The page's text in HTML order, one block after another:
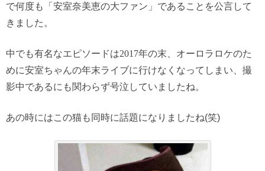
で何度も「安室奈美恵の大ファン」であることを公言して
きました。
中でも有名なエピソードは2017年の末、オーロラロケのた
めに安室ちゃんの年末ライブに行けなくなってしまい、撮
影中であるにも関わらず号泣していましたね。
あの時にはこの猫も同時に話題になりましたね(笑)